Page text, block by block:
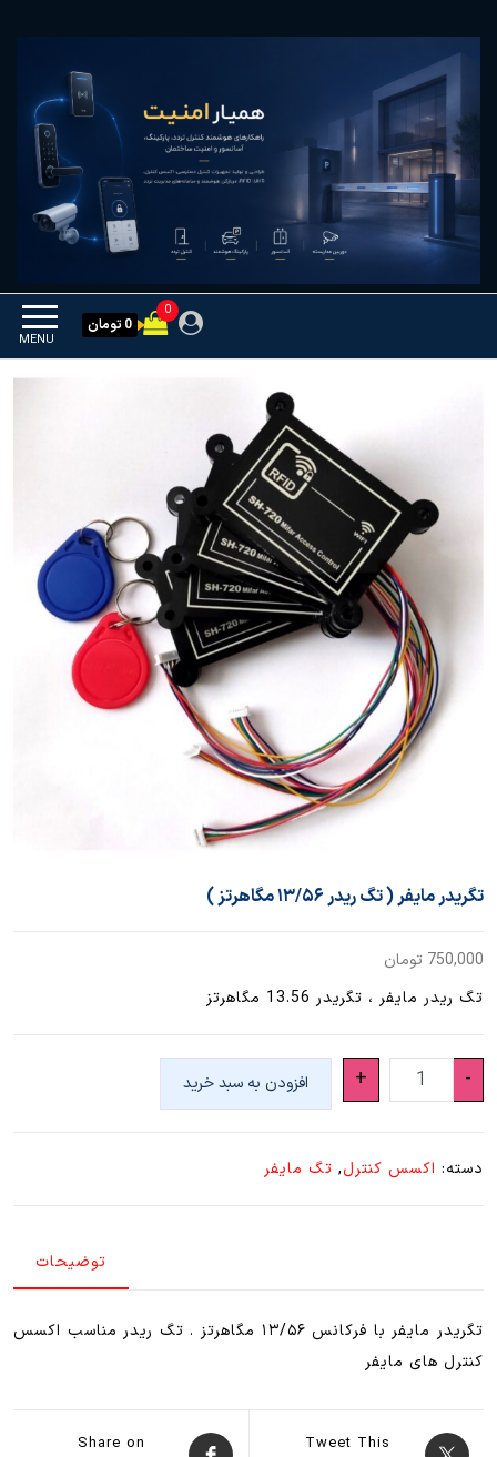
همیار امنیت
MENU
0
0 تومان
تگریدر مایفر ( تگ ریدر ۱۳/۵۶ مگاهرتز )
750,000 تومان
تگ ریدر مایفر ، تگریدر 13.56 مگاهرتز
-
تگریدر
مایفر
+ افزودن به سبد خرید
دسته: اکسس کنترل, تگ مایفر
توضیحات
تگریدر مایفر با فرکانس ۱۳/۵۶ مگاهرتز . تگ ریدر مناسب اکسس
کنترل های مایفر
Tweet This
Share on